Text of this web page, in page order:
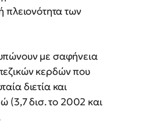
πλειονότητα των
με σαφήνεια
κερδών που
διετία και
(3,7 δισ. το 2002 και